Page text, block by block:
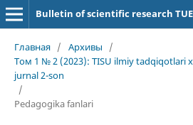
Bulletin of scientific research
Главная / Архивы
/
Том 1 № 2 (2023): TISU ilmiy tadqiqotlari
jurnal 2-son
/
Pedagogika fanlari